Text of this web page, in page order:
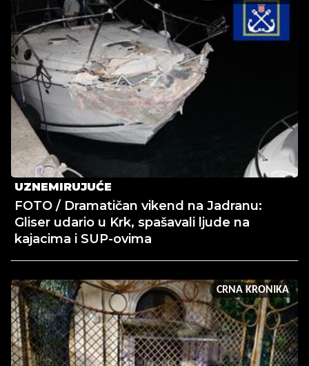
UZNEMIRUJUĆE
FOTO / Dramatičan vikend na Jadranu:
Gliser udario u Krk, spašavali ljude na
kajacima i SUP-ovima
CRNA KRONIKA